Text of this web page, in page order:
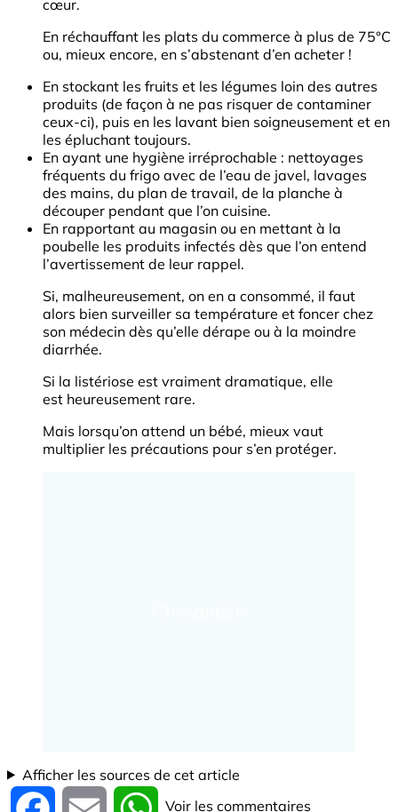
cœur.
En réchauffant les plats du commerce à plus de 75°C
ou, mieux encore, en s’abstenant d’en acheter !
En stockant les fruits et les légumes loin des autres
produits (de façon à ne pas risquer de contaminer
ceux-ci), puis en les lavant bien soigneusement et en
les épluchant toujours.
En ayant une hygiène irréprochable : nettoyages
fréquents du frigo avec de l’eau de javel, lavages
des mains, du plan de travail, de la planche à
découper pendant que l’on cuisine.
En rapportant au magasin ou en mettant à la
poubelle les produits infectés dès que l’on entend
l’avertissement de leur rappel.
Si, malheureusement, on en a consommé, il faut
alors bien surveiller sa température et foncer chez
son médecin dès qu’elle dérape ou à la moindre
diarrhée.
Si la listériose est vraiment dramatique, elle
est heureusement rare.
Mais lorsqu’on attend un bébé, mieux vaut
multiplier les précautions pour s’en protéger.
Afficher les sources de cet article
Facebook Email WhatsApp
Voir les commentaires